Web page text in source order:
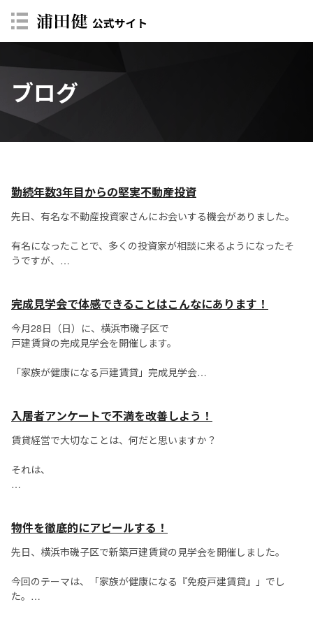
ブログ
勤続年数3年目からの堅実不動産投資
先日、有名な不動産投資家さんにお会いする機会がありました。
有名になったことで、多くの投資家が相談に来るようになったそ
うですが、
れるようです。
完成見学会で体感できることはこんなにあります！
今月28日（日）に、横浜市磯子区で
戸建賃貸の完成見学会を開催します。
「家族が健康になる戸建賃貸」完成見学会
「家族が健康になる戸建賃貸」です！
いきなり...
入居者アンケートで不満を改善しよう！
賃貸経営で大切なことは、何だと思いますか？
それは、
です。
もちろん、空室期間を短くし、
しかし、
物件を徹底的にアピールする！
先日、横浜市磯子区で新築戸建賃貸の見学会を開催しました。
今回のテーマは、「家族が健康になる『免疫戸建賃貸』」でし
た。